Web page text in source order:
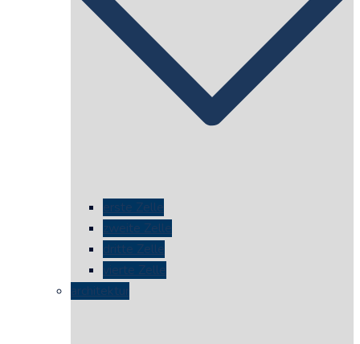
erste Zelle
zweite Zelle
dritte Zelle
vierte Zelle
architektur